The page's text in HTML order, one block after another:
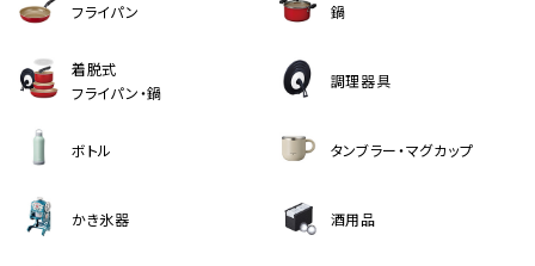
フライパン 鍋
着脱式
フライパン・鍋
調理器具
ボトル タンブラー・マグカップ
かき氷器 酒用品